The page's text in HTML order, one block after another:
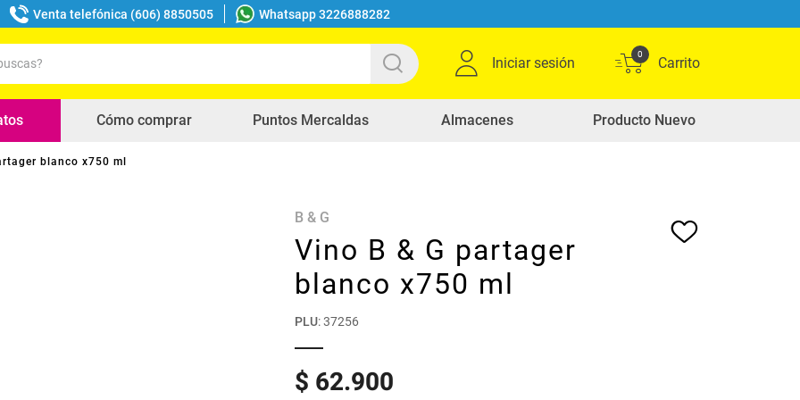
Venta telefónica (606) 8850505 Whatsapp 3226888282
Iniciar sesión
0
Cómo comprar Puntos Mercaldas Almacenes Producto Nuevo
blanco x750 ml
B & G
Vino B & G partager
blanco x750 ml
PLU:37256
$ 62.900
buscados